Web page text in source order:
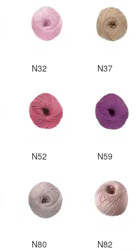
N32 N37
N52 N59
N80 N82